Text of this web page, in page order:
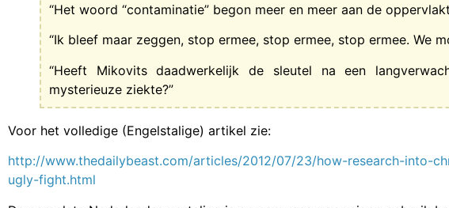
“Het woord “contaminatie” begon meer en meer aan de
“Ik bleef maar zeggen, stop ermee, stop ermee, stop ermee. We
“Heeft Mikovits daadwerkelijk de sleutel na een
mysterieuze ziekte?”
Voor het volledige (Engelstalige) artikel zie:
http://www.thedailybeast.com/articles/2012/07/23/how-research-into-
ugly-fight.html